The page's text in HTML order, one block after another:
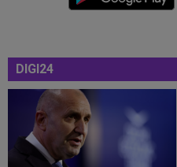
DIGI24
00:20 VIDEO
Estrela -
spectaculos! Ianis Stoica a
00:02 EXCLUSIV
Florin
Dinamo - FC Voluntari: